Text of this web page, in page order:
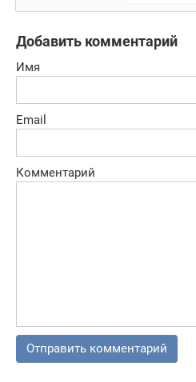
мотоцикле
Добавить комментарий
Имя
Email
Комментарий